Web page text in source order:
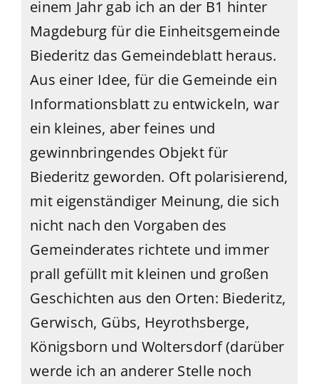
einem Jahr gab ich an der B1 hinter
Magdeburg für die Einheitsgemeinde
Biederitz das Gemeindeblatt heraus.
Aus einer Idee, für die Gemeinde ein
Informationsblatt zu entwickeln, war
ein kleines, aber feines und
gewinnbringendes Objekt für
Biederitz geworden. Oft polarisierend,
mit eigenständiger Meinung, die sich
nicht nach den Vorgaben des
Gemeinderates richtete und immer
prall gefüllt mit kleinen und großen
Geschichten aus den Orten: Biederitz,
Gerwisch, Gübs, Heyrothsberge,
Königsborn und Woltersdorf (darüber
werde ich an anderer Stelle noch